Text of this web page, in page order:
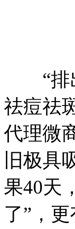
“排出
祛痘祛
代理微
旧极具
果40天
了”，